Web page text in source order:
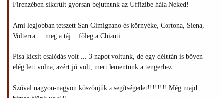
Firenzében sikerült gyorsan bejutnunk az Uffizibe hála Neked!
Ami legjobban tetszett San Gimignano és környéke, Cortona, Siena,
Volterra.... meg a táj... főleg a Chianti.
Pisa kicsit csalódás volt ... 3 napot voltunk, de egy délután is bőven
elég lett volna, azért jó volt, mert lementünk a tengerhez.
Szóval nagyon-nagyon köszönjük a segítségedet!!!!!!!! Még majd